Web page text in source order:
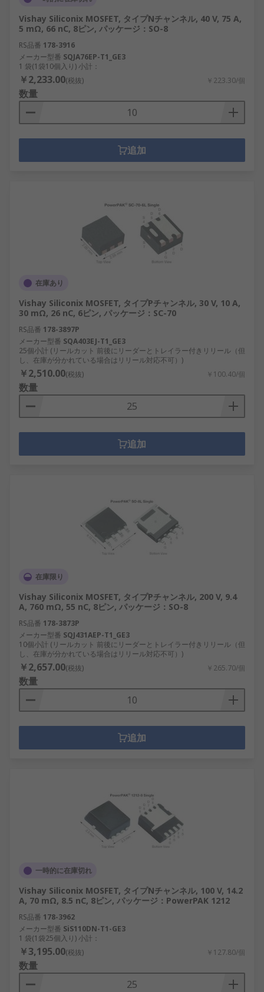
Vishay Siliconix MOSFET, タイプNチャンネル, 40 V, 75 A,
5 mΩ, 66 nC, 8ピン, パッケージ：SO-8
RS品番 178-3916
メーカー型番 SQJA76EP-T1_GE3
1 袋(1袋10個入り) 小計：
￥2,233.00(税抜) ￥223.30/個
数量
追加
在庫あり
Vishay Siliconix MOSFET, タイプPチャンネル, 30 V, 10 A,
30 mΩ, 26 nC, 6ピン, パッケージ：SC-70
RS品番 178-3897P
メーカー型番 SQA403EJ-T1_GE3
25個小計 (リールカット 前後にリーダーとトレイラー付きリリール（但
し、在庫が分かれている場合はリリール対応不可）)
￥2,510.00(税抜) ￥100.40/個
数量
追加
在庫限り
Vishay Siliconix MOSFET, タイプPチャンネル, 200 V, 9.4
A, 760 mΩ, 55 nC, 8ピン, パッケージ：SO-8
RS品番 178-3873P
メーカー型番 SQJ431AEP-T1_GE3
10個小計 (リールカット 前後にリーダーとトレイラー付きリリール（但
し、在庫が分かれている場合はリリール対応不可）)
￥2,657.00(税抜) ￥265.70/個
数量
追加
一時的に在庫切れ
Vishay Siliconix MOSFET, タイプNチャンネル, 100 V, 14.2
A, 70 mΩ, 8.5 nC, 8ピン, パッケージ：PowerPAK 1212
RS品番 178-3962
メーカー型番 SiS110DN-T1-GE3
1 袋(1袋25個入り) 小計：
￥3,195.00(税抜) ￥127.80/個
数量